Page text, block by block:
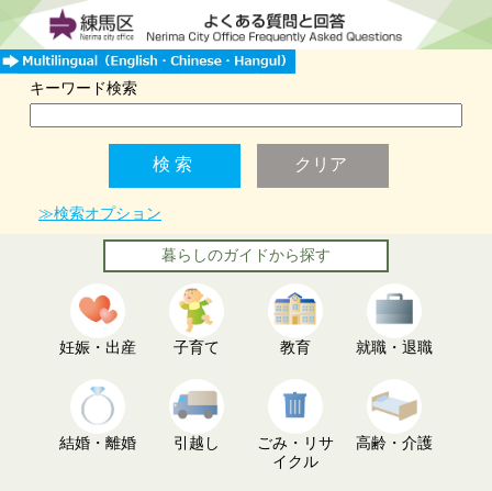
キーワード検索
≫検索オプション
暮らしのガイドから探す
妊娠・出産 子育て 教育 就職・退職
結婚・離婚 引越し
ごみ・リサ
イクル
高齢・介護